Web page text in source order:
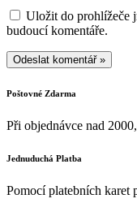
Uložit do prohlížeče
budoucí komentáře.
Poštovné Zdarma
Při objednávce nad
Jednuduchá Platba
Pomocí platebních karet